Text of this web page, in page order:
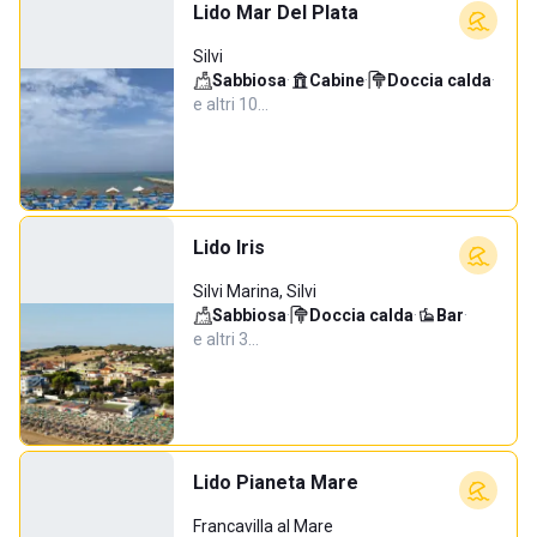
Lido Mar Del Plata
Silvi
Sabbiosa· Cabine· Doccia calda·
e altri 10…
Lido Iris
Silvi Marina, Silvi
Sabbiosa· Doccia calda· Bar·
e altri 3…
Lido Pianeta Mare
Francavilla al Mare